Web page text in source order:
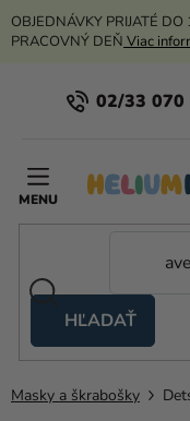
Prejsť
na
OBJEDNÁVKY PRIJATÉ
PRACOVNÝ DEŇ Viac
02/33 070
HĽADAŤ
stany
Kanekalon
Masky a škrabošky